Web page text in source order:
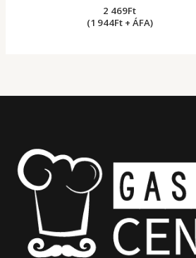
2 469Ft
(1 944Ft + ÁFA)